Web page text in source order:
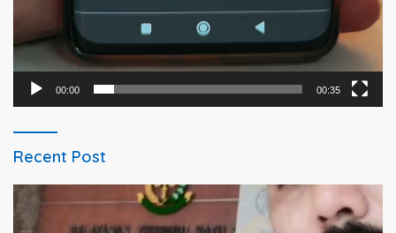
00:00 00:35
Recent Post